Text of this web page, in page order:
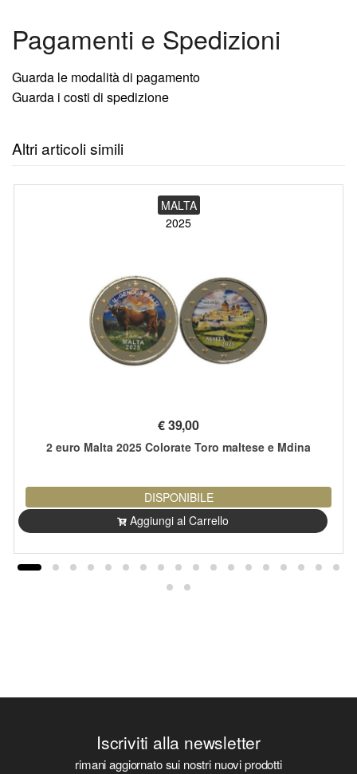
Pagamenti e Spedizioni
Guarda le modalità di pagamento
Guarda i costi di spedizione
Altri articoli simili
MALTA
2025
€39,00
2 euro Malta 2025 Colorate Toro maltese e Mdina
DISPONIBILE
Aggiungi al Carrello
Iscriviti alla newsletter
rimani aggiornato sui nostri nuovi prodotti